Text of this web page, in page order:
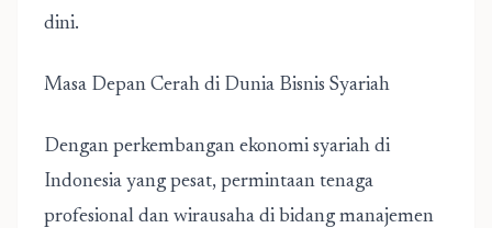
dini.
Masa Depan Cerah di Dunia Bisnis Syariah
Dengan perkembangan ekonomi syariah di
Indonesia yang pesat, permintaan tenaga
profesional dan wirausaha di bidang manajemen